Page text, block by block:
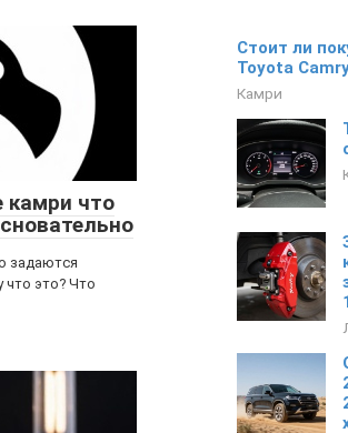
камри что
задаются
что это? Что
Стоит ли
Toyota
Камри